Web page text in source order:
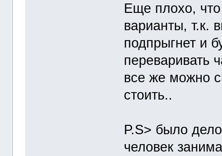
Еще плохо,
варианты, т.к.
подпрыгнет и
переваривать
все же можно
стоить..
P.S> было
человек